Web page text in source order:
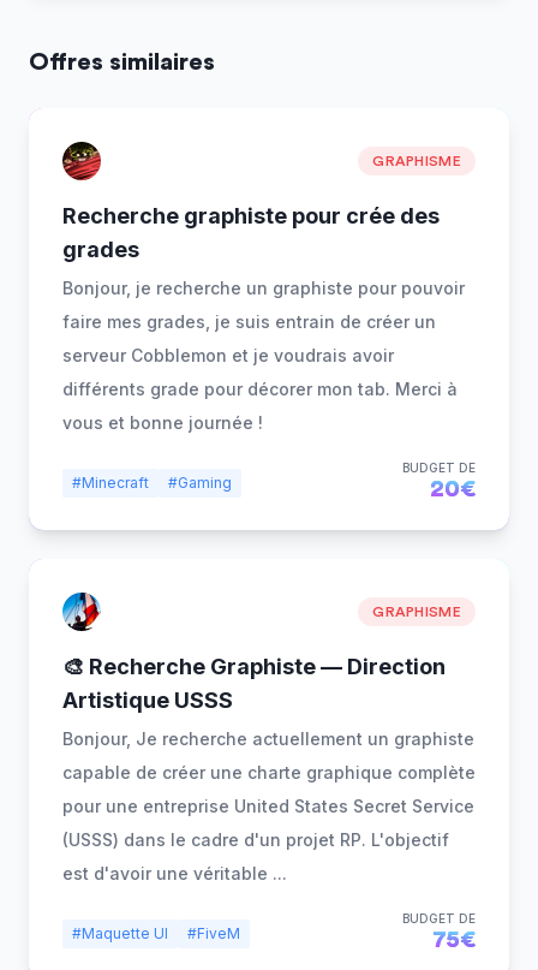
Offres similaires
GRAPHISME
Recherche graphiste pour crée des
grades
Bonjour, je recherche un graphiste pour pouvoir
faire mes grades, je suis entrain de créer un
serveur Cobblemon et je voudrais avoir
différents grade pour décorer mon tab. Merci à
vous et bonne journée !
#Minecraft #Gaming
BUDGET DE
20€
GRAPHISME
🎨 Recherche Graphiste — Direction
Artistique USSS
Bonjour, Je recherche actuellement un graphiste
capable de créer une charte graphique complète
pour une entreprise United States Secret Service
(USSS) dans le cadre d'un projet RP. L'objectif
est d'avoir une véritable ...
#Maquette UI #FiveM
BUDGET DE
75€